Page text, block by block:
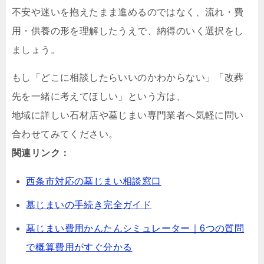
不安や迷いを抱えたまま進めるのではなく、流れ・費
用・供養の形を理解したうえで、納得のいく選択をし
ましょう。
もし「どこに相談したらいいのかわからない」「改葬
先を一緒に考えてほしい」という方は、
地域に詳しい石材店や墓じまい専門業者へ気軽に問い
合わせてみてください。
関連リンク：
西条市対応の墓じまい相談窓口
墓じまいの手続き完全ガイド
墓じまい費用かんたんシミュレーター｜6つの質問
で概算費用がすぐ分かる